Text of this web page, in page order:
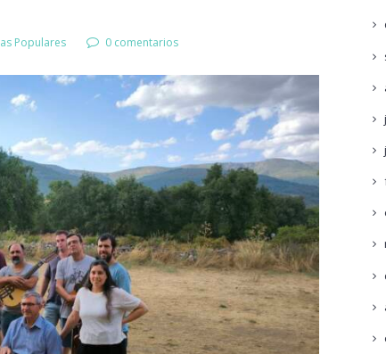
Populares 0 comentarios